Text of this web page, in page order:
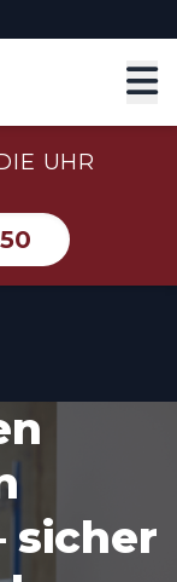
UHR
sicher